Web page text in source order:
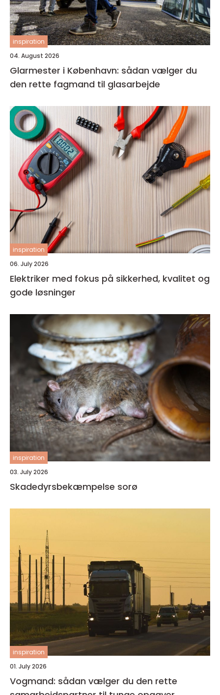
inspiration
04. August 2026
Glarmester i København: sådan vælger du
den rette fagmand til glasarbejde
inspiration
06. July 2026
Elektriker med fokus på sikkerhed, kvalitet og
gode løsninger
inspiration
03. July 2026
Skadedyrsbekæmpelse sorø
inspiration
01. July 2026
Vogmand: sådan vælger du den rette